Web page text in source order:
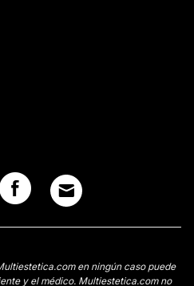
en ningún caso puede
y el médico. Multiestetica.com no